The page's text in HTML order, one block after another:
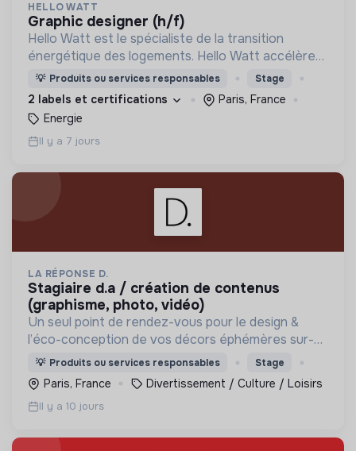
HELLO WATT
graphic designer (h/f)
Hello Watt est le spécialiste de la transition
énergétique des logements. Hello Watt accélère
la transition énergétique en la rendant plus simple,
plus intelligente et plus accessible.
💡 Produits ou services responsables Stage
2 labels et certifications
Paris, France
Energie
Il y a 7 jours
LA RÉPONSE D.
stagiaire d.a / création de contenus
(graphisme, photo, vidéo)
Un seul point de rendez-vous pour le design &
l’éco-conception de vos décors éphémères sur-
mesure. Réconcilions désirable et responsable !
💡 Produits ou services responsables Stage
Paris, France Divertissement / Culture / Loisirs
Il y a 10 jours